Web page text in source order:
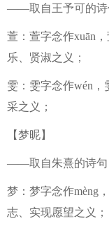
——取自王予可的诗
萱：萱字念作xuān
乐、贤淑之义；
雯：雯字念作wén
采之义；
【梦昵】
——取自朱熹的诗句
梦：梦字念作mèng
志、实现愿望之义；